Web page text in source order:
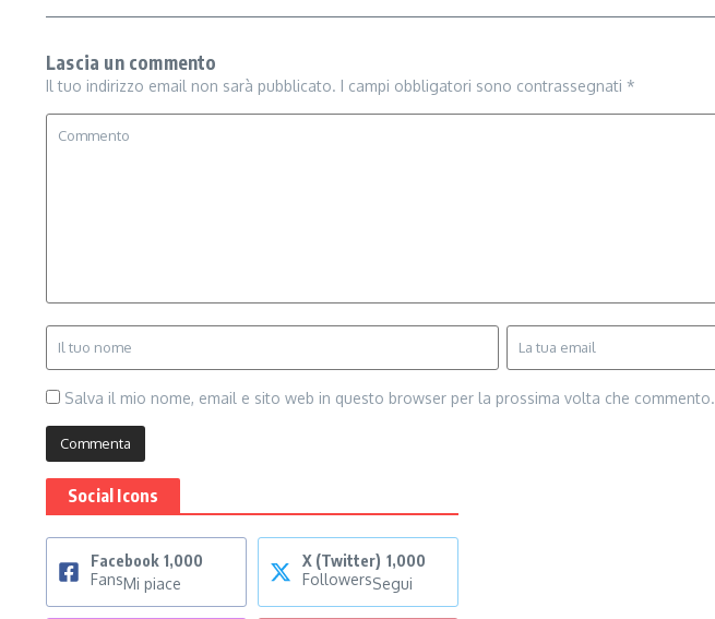
Lascia un commento
Il tuo indirizzo email non sarà pubblicato. I campi obbligatori sono contrassegnati *
Salva il mio nome, email e sito web in questo browser per la prossima volta che commento.
Social Icons
Facebook 1,000
FansMi piace
X (Twitter) 1,000
FollowersSegui